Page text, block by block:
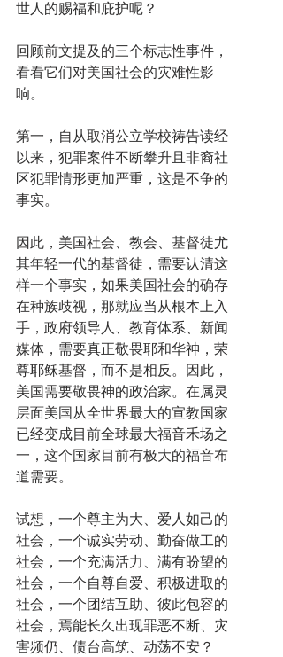
世人的赐福和庇护呢？
回顾前文提及的三个标志性事件，
看看它们对美国社会的灾难性影
响。
第一，自从取消公立学校祷告读经
以来，犯罪案件不断攀升且非裔社
区犯罪情形更加严重，这是不争的
事实。
因此，美国社会、教会、基督徒尤
其年轻一代的基督徒，需要认清这
样一个事实，如果美国社会的确存
在种族歧视，那就应当从根本上入
手，政府领导人、教育体系、新闻
媒体，需要真正敬畏耶和华神，荣
尊耶稣基督，而不是相反。因此，
美国需要敬畏神的政治家。在属灵
层面美国从全世界最大的宣教国家
已经变成目前全球最大福音禾场之
一，这个国家目前有极大的福音布
道需要。
试想，一个尊主为大、爱人如己的
社会，一个诚实劳动、勤奋做工的
社会，一个充满活力、满有盼望的
社会，一个自尊自爱、积极进取的
社会，一个团结互助、彼此包容的
社会，焉能长久出现罪恶不断、灾
害频仍、债台高筑、动荡不安？